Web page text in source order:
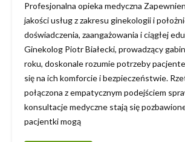
Profesjonalna opieka medyczna
jakości usług z zakresu ginekologii i
doświadczenia, zaangażowania i ciągłej
Ginekolog Piotr Białecki, prowadzący
roku, doskonale rozumie potrzeby
się na ich komforcie i bezpieczeństwie.
połączona z empatycznym podejściem
konsultacje medyczne stają się
pacjentki mogą